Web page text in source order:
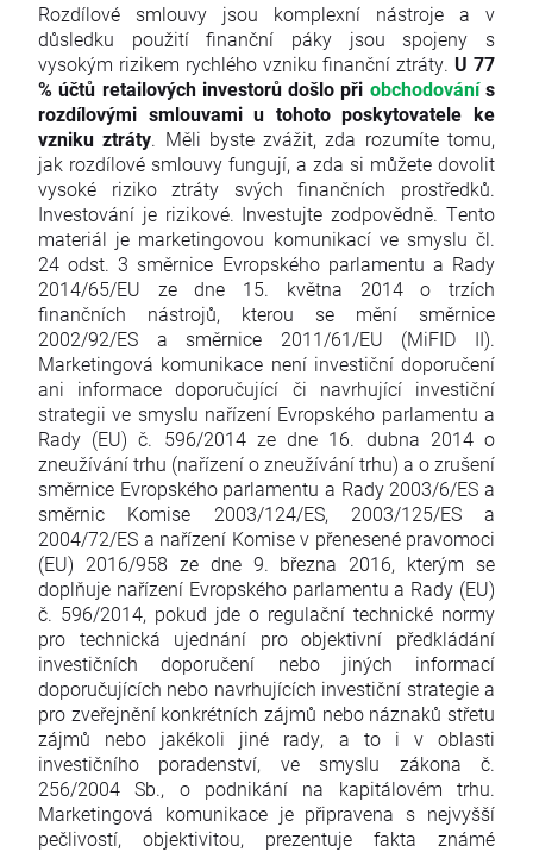
Rozdílové smlouvy jsou komplexní nástroje a v
důsledku použití finanční páky jsou spojeny s
vysokým rizikem rychlého vzniku finanční ztráty. U 77
% účtů retailových investorů došlo při obchodovánís
rozdílovými smlouvami u tohoto poskytovatele ke
vzniku ztráty. Měli byste zvážit, zda rozumíte tomu,
jak rozdílové smlouvy fungují, a zda si můžete dovolit
vysoké riziko ztráty svých finančních prostředků.
Investování je rizikové. Investujte zodpovědně. Tento
materiál je marketingovou komunikací ve smyslu čl.
24 odst. 3 směrnice Evropského parlamentu a Rady
2014/65/EU ze dne 15. května 2014 o trzích
finančních nástrojů, kterou se mění směrnice
2002/92/ES a směrnice 2011/61/EU (MiFID II).
Marketingová komunikace není investiční doporučení
ani informace doporučující či navrhující investiční
strategii ve smyslu nařízení Evropského parlamentu a
Rady (EU) č. 596/2014 ze dne 16. dubna 2014 o
zneužívání trhu (nařízení o zneužívání trhu) a o zrušení
směrnice Evropského parlamentu a Rady 2003/6/ES a
směrnic Komise 2003/124/ES, 2003/125/ES a
2004/72/ES a nařízení Komise v přenesené pravomoci
(EU) 2016/958 ze dne 9. března 2016, kterým se
doplňuje nařízení Evropského parlamentu a Rady (EU)
č. 596/2014, pokud jde o regulační technické normy
pro technická ujednání pro objektivní předkládání
investičních doporučení nebo jiných informací
doporučujících nebo navrhujících investiční strategie a
pro zveřejnění konkrétních zájmů nebo náznaků střetu
zájmů nebo jakékoli jiné rady, a to i v oblasti
investičního poradenství, ve smyslu zákona č.
256/2004 Sb., o podnikání na kapitálovém trhu.
Marketingová komunikace je připravena s nejvyšší
pečlivostí, objektivitou, prezentuje fakta známé